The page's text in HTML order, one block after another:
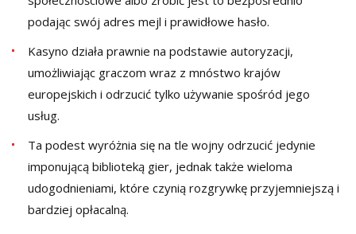
podając swój adres mejl i prawidłowe hasło.
Kasyno działa prawnie na podstawie autoryzacji,
umożliwiając graczom wraz z mnóstwo krajów
europejskich i odrzucić tylko używanie spośród jego
usług.
Ta podest wyróżnia się na tle wojny odrzucić jedynie
imponującą biblioteką gier, jednak także wieloma
udogodnieniami, które czynią rozgrywkę przyjemniejszą i
bardziej opłacalną.